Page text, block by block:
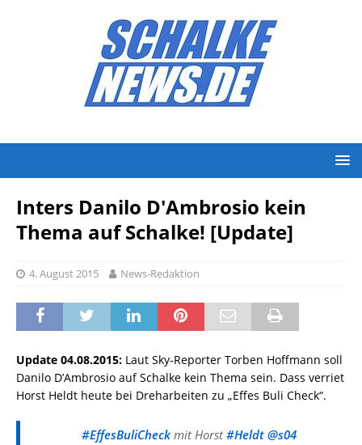
Inters Danilo D'Ambrosio kein
Thema auf Schalke! [Update]
4. August 2015 News-Redaktion
Update 04.08.2015: Laut Sky-Reporter Torben Hoffmann soll
Danilo D’Ambrosio auf Schalke kein Thema sein. Dass verriet
Horst Heldt heute bei Dreharbeiten zu „Effes Buli Check“.
#EffesBuliCheckmit Horst#Heldt @s04